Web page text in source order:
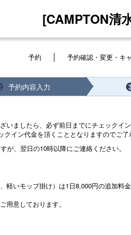
[CAMPTON清
予約 予約確認・変更・キ
予約内容入力
ましたら、必ず前日までにチェックイ
イン代金を頂くこととなりますのでご了
、翌日の10時以降にご連絡ください。
軽いモップ掛け）は1日8,000円の追加
用意しております。